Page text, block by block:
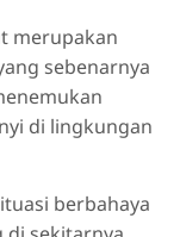
merupakan
sebenarnya
di lingkungan
berbahaya